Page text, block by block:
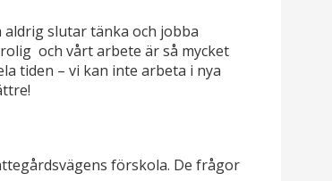
slutar tänka och jobba
och vårt arbete är så mycket
tiden – vi kan inte arbeta i nya
förskola. De frågor